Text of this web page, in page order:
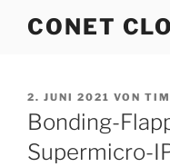
InhaltCONET
VERÖFFENTLICHT
AM
2. JUNI 2021 VON TIM
Bonding-
Supermicro-